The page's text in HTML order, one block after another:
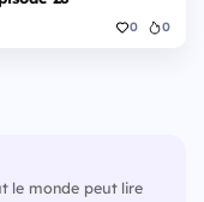
0 0
le monde peut lire